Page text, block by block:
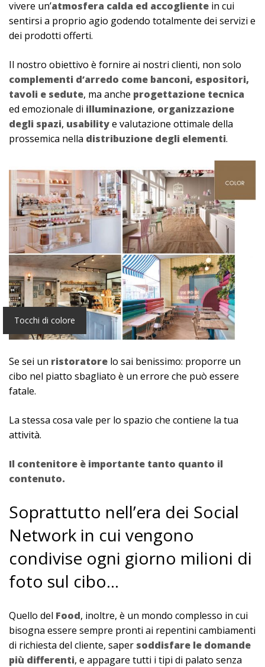
vivere un’atmosfera calda ed accogliente in cui
sentirsi a proprio agio godendo totalmente dei servizi e
dei prodotti offerti.
Il nostro obiettivo è fornire ai nostri clienti, non solo
complementi d’arredo come banconi, espositori,
tavoli e sedute, ma anche progettazione tecnica
ed emozionale di illuminazione, organizzazione
degli spazi, usabilitye valutazione ottimale della
prossemica nella distribuzione degli elementi.
Tocchi di colore
Se sei un ristoratore lo sai benissimo: proporre un
cibo nel piatto sbagliato è un errore che può essere
fatale.
La stessa cosa vale per lo spazio che contiene la tua
attività.
Il contenitore è importante tanto quanto il
contenuto.
Soprattutto nell’era dei Social
Network in cui vengono
condivise ogni giorno milioni di
foto sul cibo…
Quello del Food, inoltre, è un mondo complesso in cui
bisogna essere sempre pronti ai repentini cambiamenti
di richiesta del cliente, saper soddisfare le domande
più differenti, e appagare tutti i tipi di palato senza